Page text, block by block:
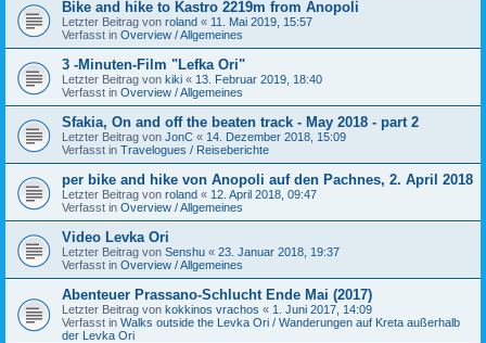
Bike and hike to Kastro 2219m from Anopoli
Letzter Beitrag von roland « 11. Mai 2019, 15:57
Verfasst in Overview / Allgemeines
3 -Minuten-Film "Lefka Ori"
Letzter Beitrag von kiki « 13. Februar 2019, 18:40
Verfasst in Overview / Allgemeines
Sfakia, On and off the beaten track - May 2018 - part 2
Letzter Beitrag von JonC « 14. Dezember 2018, 15:09
Verfasst in Travelogues / Reiseberichte
per bike and hike von Anopoli auf den Pachnes, 2. April 2018
Letzter Beitrag von roland « 12. April 2018, 09:47
Verfasst in Overview / Allgemeines
Video Levka Ori
Letzter Beitrag von Senshu « 23. Januar 2018, 19:37
Verfasst in Overview / Allgemeines
Abenteuer Prassano-Schlucht Ende Mai (2017)
Letzter Beitrag von kokkinos vrachos « 1. Juni 2017, 14:09
Verfasst in Walks outside the Levka Ori / Wanderungen auf Kreta außerhalb
der Levka Ori